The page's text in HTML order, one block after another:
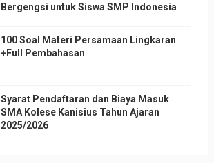
Bergengsi untuk Siswa SMP Indonesia
100 Soal Materi Persamaan Lingkaran
+Full Pembahasan
Syarat Pendaftaran dan Biaya Masuk
SMA Kolese Kanisius Tahun Ajaran
2025/2026